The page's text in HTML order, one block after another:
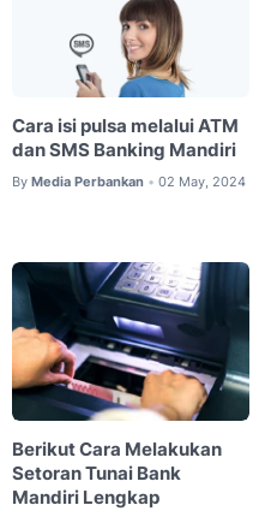
Cara isi pulsa melalui ATM
dan SMS Banking Mandiri
By Media Perbankan • 02 May, 2024
Berikut Cara Melakukan
Setoran Tunai Bank
Mandiri Lengkap